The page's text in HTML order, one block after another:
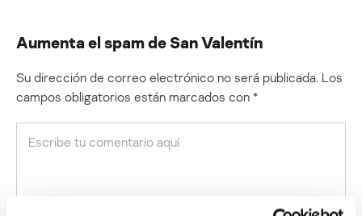
Aumenta el spam de San Valentín
Su dirección de correo electrónico no será publicada. Los
campos obligatorios están marcados con *